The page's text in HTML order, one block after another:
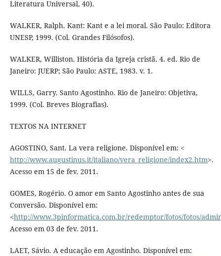
Literatura Universal, 40).
WALKER, Ralph. Kant: Kant e a lei moral. São Paulo: Editora
UNESP, 1999. (Col. Grandes Filósofos).
WALKER, Williston. História da Igreja cristã. 4. ed. Rio de
Janeiro: JUERP; São Paulo: ASTE, 1983. v. 1.
WILLS, Garry. Santo Agostinho. Rio de Janeiro: Objetiva,
1999. (Col. Breves Biografias).
TEXTOS NA INTERNET
AGOSTINO, Sant. La vera religione. Disponível em: <
http://www.augustinus.it/italiano/vera_religione/index2.htm>.
Acesso em 15 de fev. 2011.
GOMES, Rogério. O amor em Santo Agostinho antes de sua
Conversão. Disponível em:
<http://www.3pinformatica.com.br/redemptor/fotos/fotos/
Acesso em 03 de fev. 2011.
LAET, Sávio. A educação em Agostinho. Disponível em: